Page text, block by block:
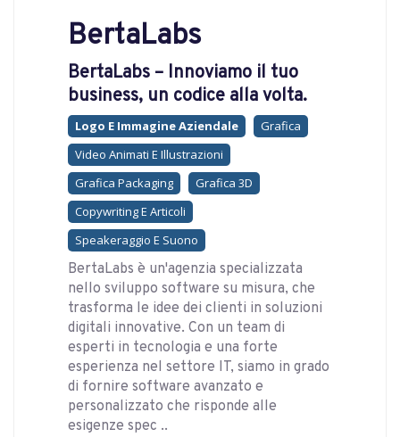
BertaLabs
BertaLabs – Innoviamo il tuo
business, un codice alla volta.
Logo E Immagine Aziendale
Grafica
Video Animati E Illustrazioni
Grafica Packaging
Grafica 3D
Copywriting E Articoli
Speakeraggio E Suono
BertaLabs è un'agenzia specializzata
nello sviluppo software su misura, che
trasforma le idee dei clienti in soluzioni
digitali innovative. Con un team di
esperti in tecnologia e una forte
esperienza nel settore IT, siamo in grado
di fornire software avanzato e
personalizzato che risponde alle
esigenze spec ..